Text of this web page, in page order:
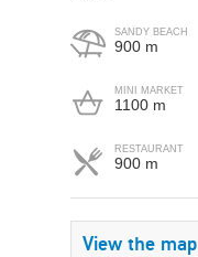
SANDY BEACH
900 m
MINI MARKET
1100 m
RESTAURANT
900 m
View the map